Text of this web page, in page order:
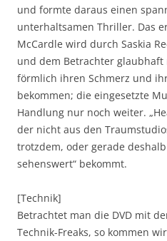
und formte daraus einen
unterhaltsamen Thriller. Das
McCardle wird durch Saskia
und dem Betrachter
förmlich ihren Schmerz und
bekommen; die eingesetzte
Handlung nur noch weiter.
der nicht aus den
trotzdem, oder gerade
sehenswert“ bekommt.
[Technik]
Betrachtet man die DVD mit
Technik-Freaks, so kommen